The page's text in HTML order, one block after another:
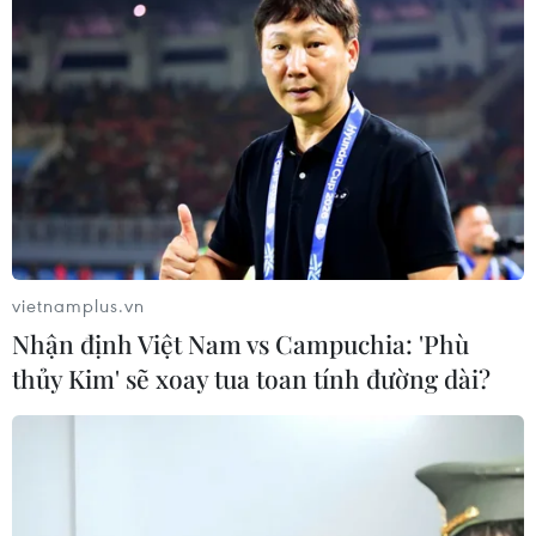
vietnamplus.vn
Nhận định Việt Nam vs Campuchia: 'Phù
thủy Kim' sẽ xoay tua toan tính đường dài?